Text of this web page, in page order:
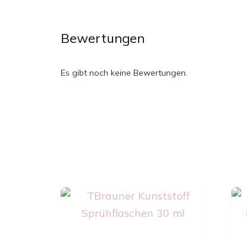
Bewertungen
Es gibt noch keine Bewertungen.